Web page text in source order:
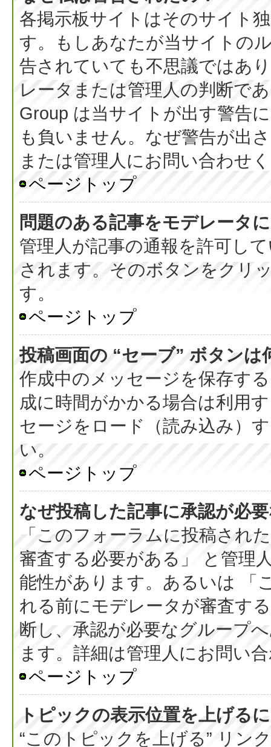
各掲示板サイトはそのサイト
す。もしあなたが当サイトの
告されていても不思議ではあ
レータまたは管理人の判断で
Group は当サイトが出す警告
も負いません。なぜ警告が出
または管理人にお問い合わせ
ページトップ
問題のある記事をモデレータ
管理人が記事の通報を許可し
されます。そのボタンをクリ
す。
ページトップ
投稿画面の “セーブ” ボタンは
作成中のメッセージを保存す
成に時間がかかる場合は利用
セージをロード（読み込み）
い。
ページトップ
なぜ投稿した記事に承認が必
「このフォーラムに投稿され
審査する必要がある」 と管理
能性があります。あるいは 「
れる前にモデレータが審査す
断し、承認が必要なグループ
ます。詳細は管理人にお問い
ページトップ
トピックの表示位置を上げる
“このトピックを上げる” リン